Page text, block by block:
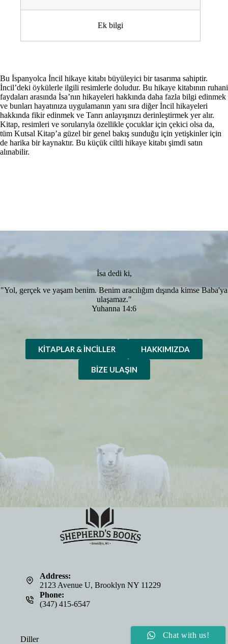
Ek bilgi
Bu İspanyolca İncil hikaye kitabı büyüleyici bir tasarıma sahiptir.
İncil’deki öykülerle ilgili resimlerle doludur. Bu hikaye kitabının ruhani
faydaları arasında İsa’nın hikayeleri hakkında daha fazla bilgi edinmek
ve bunları hayatınıza uygulamanın yanı sıra diğer İncil hikayeleri
hakkında fikir edinmek ve Tanrı anlayışınızı derinleştirmek yer alır.
Kitap, resimleri ve sorularıyla özellikle çocuklar için çekici olsa da,
tüm Kutsal Kitap’a güzel bir genel bakış sunduğu için yetişkinler için
de harika bir kaynaktır. Bu küçük ciltli hikaye kitabı şimdi satın
alınabilir.
İsa dedi ki,
"Yol, gerçek ve yaşam benim. Benim aracılığım dışında kimse Baba'ya
ulaşamaz."
Yuhanna 14:6
KITAPLAR & İNCILLER HAKKIMIZDA
BIZE ULAŞIN
Address:
2123 Avenue U, Brooklyn NY 11229
Phone:
(347) 415-6547
Diller Chat with us!